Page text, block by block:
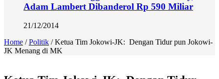
Adam Lambert Dibanderol Rp 590 Miliar
21/12/2014
Home / Politik / Ketua Tim Jokowi-JK: Dengan Tidur pun Jokowi-
JK Menang di MK